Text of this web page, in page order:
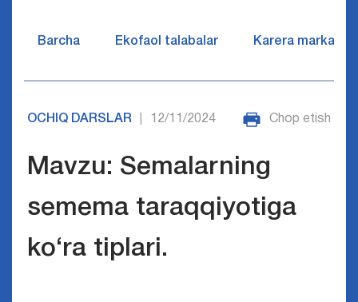
Barcha Ekofaol talabalar Karera markazi
OCHIQ DARSLAR 12/11/2024 Chop etish
Mavzu: Semalarning
semema taraqqiyotiga
ko‘ra tiplari.